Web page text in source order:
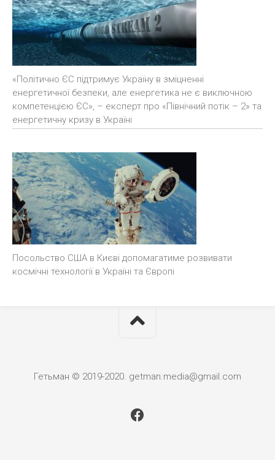
«Політично ЄС підтримує Україну в зміцненні
енергетичної безпеки, але енергетика не є виключною
компетенцією ЄС», – експерт про «Північний потік – 2» та
енергетичну кризу в Україні
Посольство США в Києві допомагатиме розвивати
космічні технології в Україні та Європі
Гетьман © 2019-2020. getman.media@gmail.com